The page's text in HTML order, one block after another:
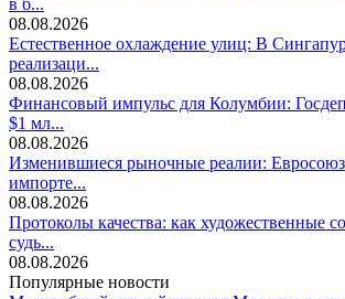
08.08.2026
Естественное охлаждение улиц: В
реализаци...
08.08.2026
Финансовый импульс для Колумбии:
$1 мл...
08.08.2026
Изменившиеся рыночные реалии: Евросоюз
импорте...
08.08.2026
Протоколы качества: как художественные
судь...
08.08.2026
Популярные новости